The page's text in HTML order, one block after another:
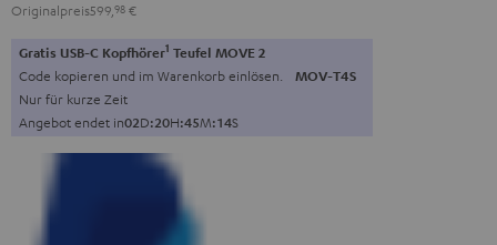
Originalpreis599, 98 €
Gratis USB-C Kopfhörer1 Teufel MOVE 2
Code kopieren und im Warenkorb einlösen. MOV-T4S
Nur für kurze Zeit
Angebot endet in02D:20H:45M:13S